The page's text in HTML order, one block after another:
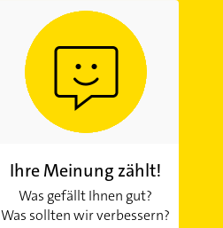
Ihre Meinung zählt!
Was gefällt Ihnen gut?
Was sollten wir verbessern?